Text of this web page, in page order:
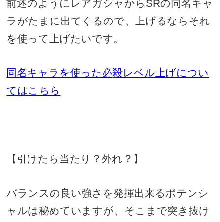
前述のようにレアガシャからSRの同名キャ
ラがたまに出てくるので、上げるならそれ
を使って上げたいです。
同名キャラを使った必殺レベル上げについ
てはこちら
【引けたら当たり？外れ？】
バランスの良い強さを発揮出来るポテンシ
ャルは秘めていますが、そこまで突き抜け